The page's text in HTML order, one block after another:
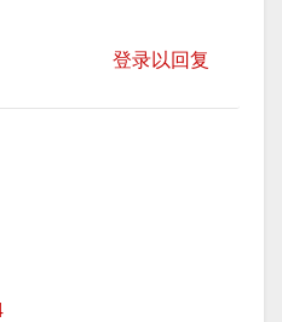
登录以回复